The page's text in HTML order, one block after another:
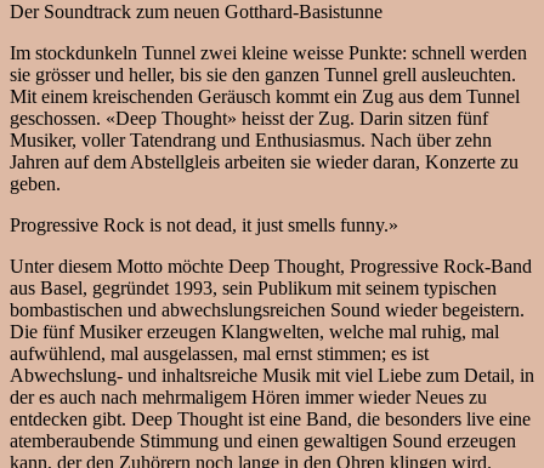
Der Soundtrack zum neuen Gotthard-Basistunne
Im stockdunkeln Tunnel zwei kleine weisse Punkte: schnell werden
sie grösser und heller, bis sie den ganzen Tunnel grell ausleuchten.
Mit einem kreischenden Geräusch kommt ein Zug aus dem Tunnel
geschossen. «Deep Thought» heisst der Zug. Darin sitzen fünf
Musiker, voller Tatendrang und Enthusiasmus. Nach über zehn
Jahren auf dem Abstellgleis arbeiten sie wieder daran, Konzerte zu
geben.
Progressive Rock is not dead, it just smells funny.»
Unter diesem Motto möchte Deep Thought, Progressive Rock-Band
aus Basel, gegründet 1993, sein Publikum mit seinem typischen
bombastischen und abwechslungsreichen Sound wieder begeistern.
Die fünf Musiker erzeugen Klangwelten, welche mal ruhig, mal
aufwühlend, mal ausgelassen, mal ernst stimmen; es ist
Abwechslung- und inhaltsreiche Musik mit viel Liebe zum Detail, in
der es auch nach mehrmaligem Hören immer wieder Neues zu
entdecken gibt. Deep Thought ist eine Band, die besonders live eine
atemberaubende Stimmung und einen gewaltigen Sound erzeugen
kann, der den Zuhörern noch lange in den Ohren klingen wird.